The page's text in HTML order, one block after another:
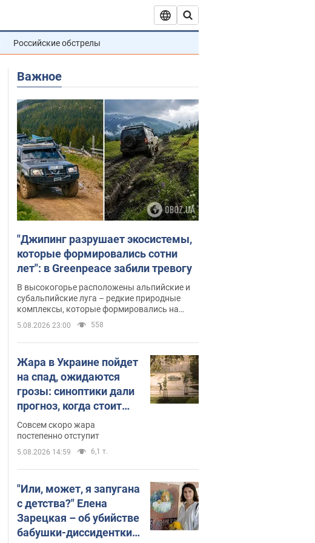
Российские обстрелы
Важное
"Джипинг разрушает экосистемы,
которые формировались сотни
лет": в Greenpeace забили тревогу
В высокогорье расположены альпийские и
субальпийские луга – редкие природные
комплексы, которые формировались на
протяжении сотен лет
5.08.2026 23:00 558
Жара в Украине пойдет
на спад, ожидаются
грозы: синоптики дали
прогноз, когда стоит
ожидать изменения
погоды
Совсем скоро жара
постепенно отступит
5.08.2026 14:59 6,1 т.
"Или, может, я запугана
с детства?" Елена
Зарецкая – об убийстве
бабушки-диссидентки